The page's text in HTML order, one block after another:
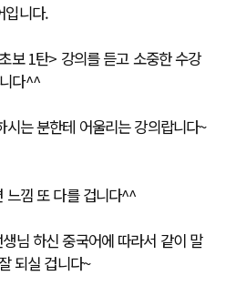
입니다.
보 1탄> 강의를 듣고 소중한 수강
다^^
는 분한테 어울리는 강의랍니다~
느낌 또 다를 겁니다^^
님 하신 중국어에 따라서 같이 말
되실 겁니다~